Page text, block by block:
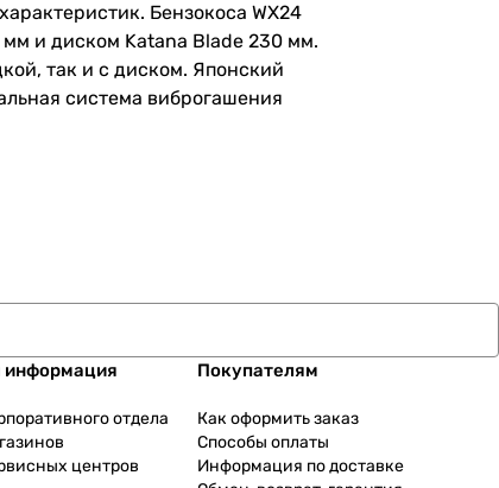
Бензокоса WX24
и диском Katana Blade 230 мм.
так и с диском. Японский
система виброгашения
информация
отдела
центров
Покупателям
Как оформить заказ
Способы оплаты
Информация по доставке